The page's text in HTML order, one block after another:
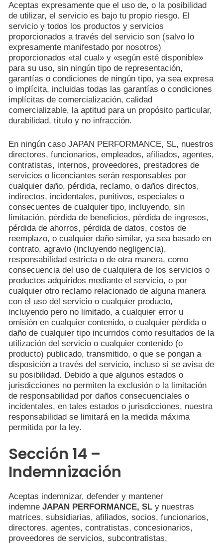
Aceptas expresamente que el uso de, o la posibilidad
de utilizar, el servicio es bajo tu propio riesgo. El
servicio y todos los productos y servicios
proporcionados a través del servicio son (salvo lo
expresamente manifestado por nosotros)
proporcionados «tal cual» y «según esté disponible»
para su uso, sin ningún tipo de representación,
garantías o condiciones de ningún tipo, ya sea expresa
o implícita, incluidas todas las garantías o condiciones
implícitas de comercialización, calidad
comercializable, la aptitud para un propósito particular,
durabilidad, título y no infracción.
En ningún caso JAPAN PERFORMANCE, SL, nuestros
directores, funcionarios, empleados, afiliados, agentes,
contratistas, internos, proveedores, prestadores de
servicios o licenciantes serán responsables por
cualquier daño, pérdida, reclamo, o daños directos,
indirectos, incidentales, punitivos, especiales o
consecuentes de cualquier tipo, incluyendo, sin
limitación, pérdida de beneficios, pérdida de ingresos,
pérdida de ahorros, pérdida de datos, costos de
reemplazo, o cualquier daño similar, ya sea basado en
contrato, agravio (incluyendo negligencia),
responsabilidad estricta o de otra manera, como
consecuencia del uso de cualquiera de los servicios o
productos adquiridos mediante el servicio, o por
cualquier otro reclamo relacionado de alguna manera
con el uso del servicio o cualquier producto,
incluyendo pero no limitado, a cualquier error u
omisión en cualquier contenido, o cualquier pérdida o
daño de cualquier tipo incurridos como resultados de la
utilización del servicio o cualquier contenido (o
producto) publicado, transmitido, o que se pongan a
disposición a través del servicio, incluso si se avisa de
su posibilidad. Debido a que algunos estados o
jurisdicciones no permiten la exclusión o la limitación
de responsabilidad por daños consecuenciales o
incidentales, en tales estados o jurisdicciones, nuestra
responsabilidad se limitará en la medida máxima
permitida por la ley.
Sección 14 –
Indemnización
Aceptas indemnizar, defender y mantener
indemneJAPAN PERFORMANCE, SL y nuestras
matrices, subsidiarias, afiliados, socios, funcionarios,
directores, agentes, contratistas, concesionarios,
proveedores de servicios, subcontratistas,